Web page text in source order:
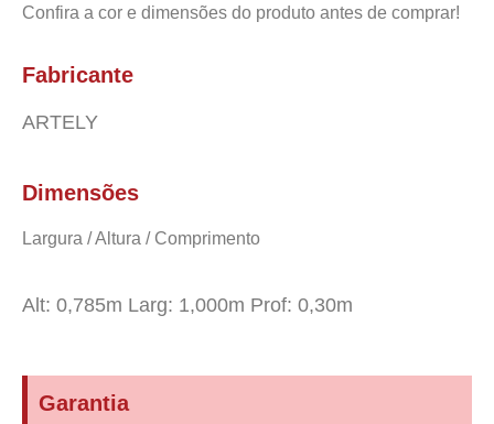
Confira a cor e dimensões do produto antes de comprar!
Fabricante
ARTELY
Dimensões
Largura / Altura / Comprimento
Alt: 0,785m Larg: 1,000m Prof: 0,30m
Garantia